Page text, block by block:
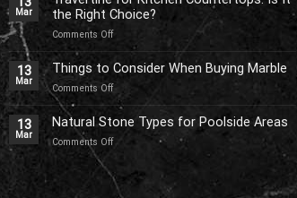
Marble:
Which
One
Should
You
Mar
the Right Choice?
Comments Offon
Travertine
for
Is
It
13
Mar
Things to Consider When Buying Marble
Comments Offon
Things
Consider
When
Marble
13
Mar
Natural Stone Types for Poolside Areas
Comments Offon
Types